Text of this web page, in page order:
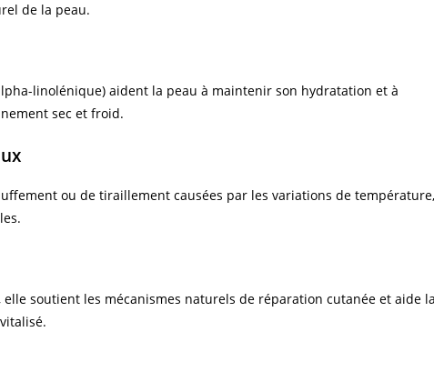
de la peau.
linolénique) aident la peau à maintenir son hydratation et à
sec et froid.
ou de tiraillement causées par les variations de température,
soutient les mécanismes naturels de réparation cutanée et aide